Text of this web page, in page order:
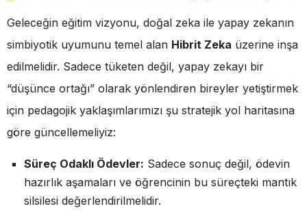
Geleceğin eğitim vizyonu, doğal zeka ile yapay zekanın
simbiyotik uyumunu temel alan Hibrit Zeka üzerine inşa
edilmelidir. Sadece tüketen değil, yapay zekayı bir
“düşünce ortağı” olarak yönlendiren bireyler yetiştirmek
için pedagojik yaklaşımlarımızı şu stratejik yol haritasına
göre güncellemeliyiz:
Süreç Odaklı Ödevler: Sadece sonuç değil, ödevin
hazırlık aşamaları ve öğrencinin bu süreçteki mantık
silsilesi değerlendirilmelidir.